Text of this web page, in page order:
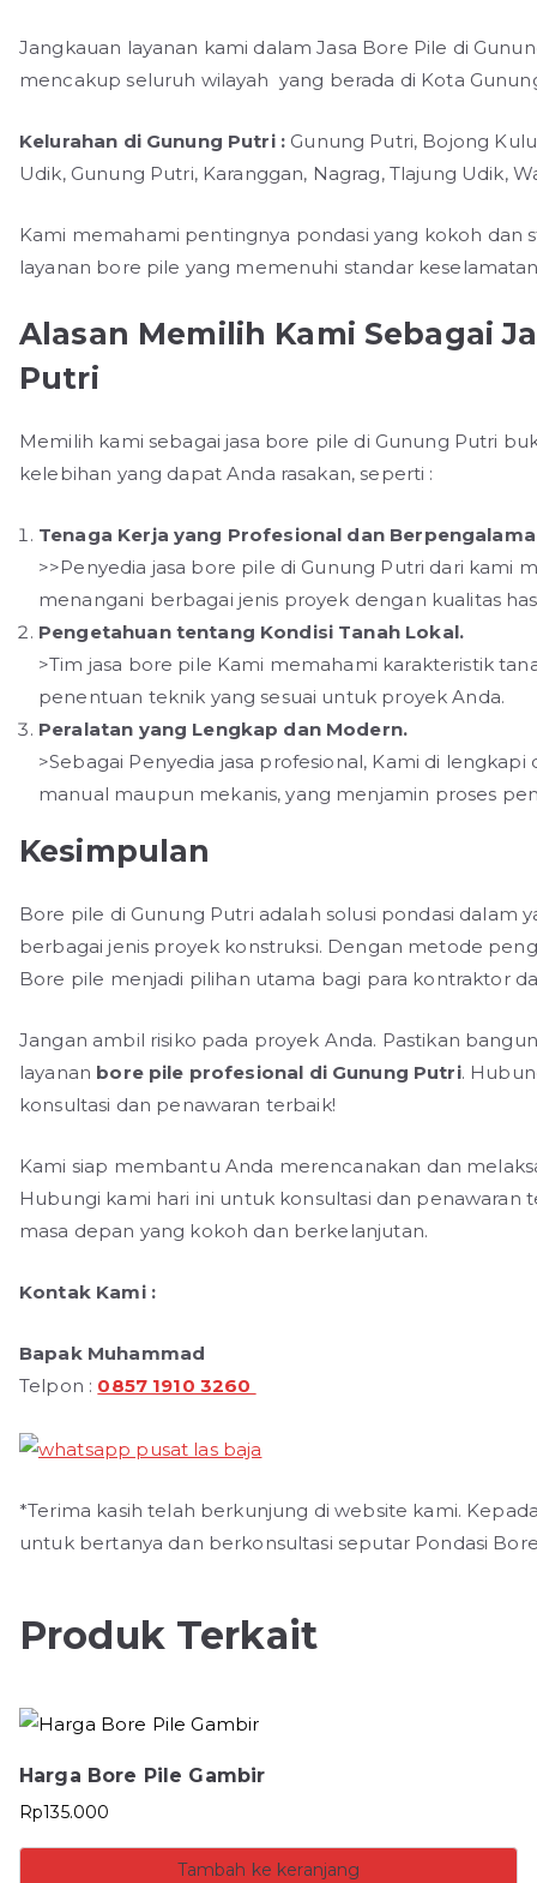
Jangkauan layanan kami dalam Jasa Bore Pile di
mencakup seluruh wilayah yang berada di Kota
Kelurahan di Gunung Putri : Gunung Putri, Bojong
Udik, Gunung Putri, Karanggan, Nagrag, Tlajung Udik,
Kami memahami pentingnya pondasi yang kokoh dan
layanan bore pile yang memenuhi standar
Alasan Memilih Kami Sebagai
Putri
Memilih kami sebagai jasa bore pile di Gunung Putri
kelebihan yang dapat Anda rasakan, seperti :
Tenaga Kerja yang Profesional dan
>>Penyedia jasa bore pile di Gunung Putri dari kami
menangani berbagai jenis proyek dengan kualitas
Pengetahuan tentang Kondisi Tanah Lokal.
>Tim jasa bore pile Kami memahami karakteristik
penentuan teknik yang sesuai untuk proyek Anda.
Peralatan yang Lengkap dan Modern.
>Sebagai Penyedia jasa profesional, Kami di
manual maupun mekanis, yang menjamin proses
Kesimpulan
Bore pile di Gunung Putri adalah solusi pondasi dalam
berbagai jenis proyek konstruksi. Dengan metode
Bore pile menjadi pilihan utama bagi para kontraktor
Jangan ambil risiko pada proyek Anda. Pastikan
layanan bore pile profesional di Gunung Putri.
konsultasi dan penawaran terbaik!
Kami siap membantu Anda merencanakan dan
Hubungi kami hari ini untuk konsultasi dan
masa depan yang kokoh dan berkelanjutan.
Kontak Kami :
Bapak Muhammad
Telpon : 0857 1910 3260
*Terima kasih telah berkunjung di website kami.
untuk bertanya dan berkonsultasi seputar Pondasi
Produk Terkait
Harga Bore Pile Gambir
Rp135.000
Tambah ke keranjang